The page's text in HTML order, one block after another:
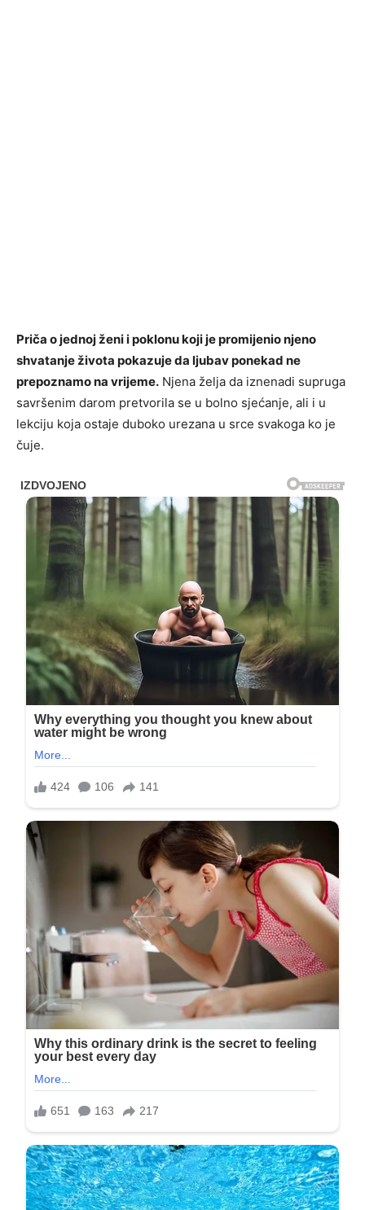
Priča o jednoj ženi i poklonu koji je promijenio njeno
shvatanje života pokazuje da ljubav ponekad ne
prepoznamo na vrijeme. Njena želja da iznenadi supruga
savršenim darom pretvorila se u bolno sjećanje, ali i u
lekciju koja ostaje duboko urezana u srce svakoga ko je
čuje.